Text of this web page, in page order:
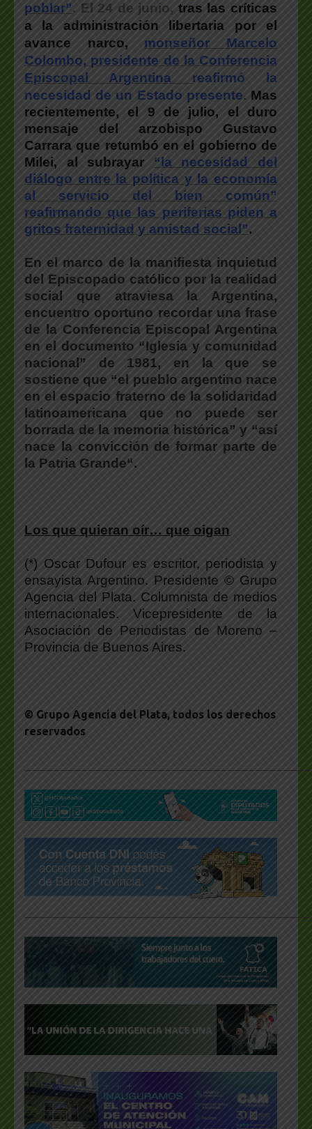
poblar”. El 24 de junio, tras las críticas
a la administración libertaria por el
avance narco, monseñor Marcelo
Colombo, presidente de la Conferencia
Episcopal Argentina reafirmó la
necesidad de un Estado presente. Mas
recientemente, el 9 de julio, e l duro
mensaje del arzobispo Gustavo
Carrara que retumbó en el gobierno de
Milei, al subrayar “la necesidad del
diálogo entre la política y la economía
al servicio del bien común”
reafirmando que las periferias piden a
gritos fraternidad y amistad social”.
En el marco de la manifiesta inquietud
del Episcopado católico por la realidad
social que atraviesa la Argentina,
encuentro oportuno recordar una frase
de la Conferencia Episcopal Argentina
en el documento “Iglesia y comunidad
nacional” de 1981, en la que se
sostiene que “el pueblo argentino nace
en el espacio fraterno de la solidaridad
latinoamericana que no puede ser
borrada de la memoria histórica” y “así
nace la convicción de formar parte de
la Patria Grande“.
Los que quieran oír… que oigan
(*) Oscar Dufour es escritor, periodista y
ensayista Argentino. Presidente © Grupo
Agencia del Plata. Columnista de medios
internacionales. Vicepresidente de la
Asociación de Periodistas de Moreno –
Provincia de Buenos Aires.
© Grupo Agencia del Plata, todos los derechos
reservados